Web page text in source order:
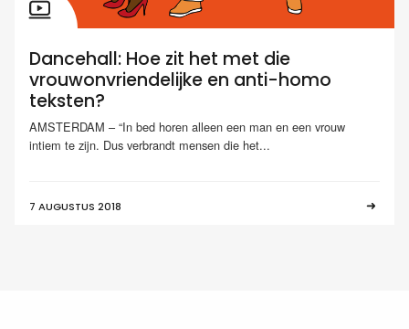
Dancehall: Hoe zit het met die
vrouwonvriendelijke en anti-homo
teksten?
AMSTERDAM – “In bed horen alleen een man en een vrouw
intiem te zijn. Dus verbrandt mensen die het...
7 AUGUSTUS 2018